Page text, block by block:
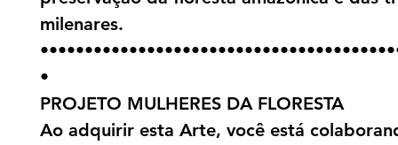
milenares.
•
PROJETO MULHERES DA FLORESTA
Ao adquirir esta Arte, você está